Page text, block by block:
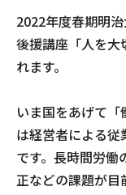
2022年度春期明
後援講座「人を大
れます。
いま国をあげて
は経営者による従
です。長時間労
正などの課題が目